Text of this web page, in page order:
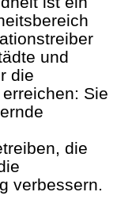
und
die
Sie
die
verbessern.